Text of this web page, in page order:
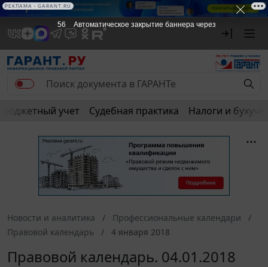
Бюджетный учет Судебная практика Налоги и
Новости и аналитика
Профессиональные календари
Правовой календарь
4 января 2018
Правовой календарь. 04.01.2018
56 Автоматическое закрытие баннера через
РЕКЛАМА • GARANT.RU